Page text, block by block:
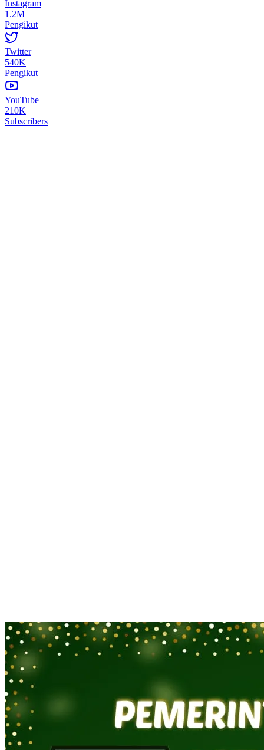
Instagram
1.2M
Pengikut
Twitter
540K
Pengikut
YouTube
210K
Subscribers